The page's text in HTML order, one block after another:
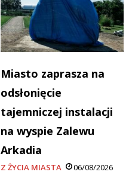
Miasto zaprasza na
odsłonięcie
tajemniczej instalacji
na wyspie Zalewu
Arkadia
Z ŻYCIA MIASTA 06/08/2026